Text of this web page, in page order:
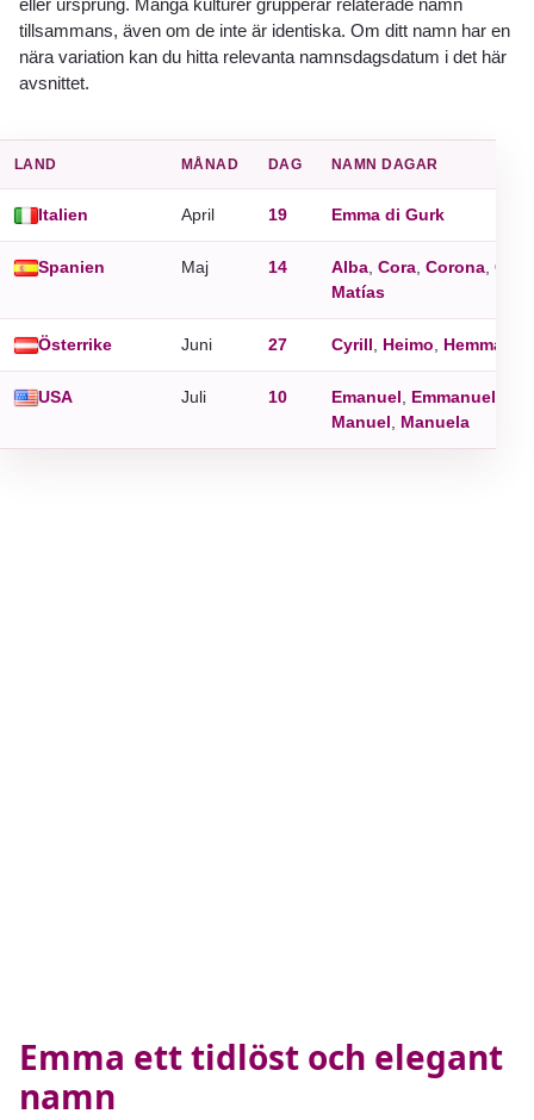
tillsammans, även om de inte är identiska. Om ditt namn har en
nära variation kan du hitta relevanta namnsdagsdatum i det här
avsnittet.
LAND MÅNAD DAG NAMN DAGAR
Italien April 19 Emma di Gurk
Spanien Maj 14 Alba Cora Corona
Matías
Österrike Juni 27 Cyrill Heimo Hemma
USA Juli 10 Emanuel Emmanuel
Manuel
Manuela
Emma ett tidlöst och elegant
namn